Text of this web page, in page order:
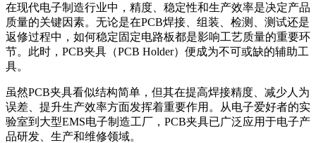
在现代电子制造行业中，精度、稳定性和生产效率是决定产品
质量的关键因素。无论是在PCB焊接、组装、检测、测试还是
返修过程中，如何稳定固定电路板都是影响工艺质量的重要环
节。此时，PCB夹具（PCB Holder）便成为不可或缺的辅助工
具。
虽然PCB夹具看似结构简单，但其在提高焊接精度、减少人为
误差、提升生产效率方面发挥着重要作用。从电子爱好者的实
验室到大型EMS电子制造工厂，PCB夹具已广泛应用于电子产
品研发、生产和维修领域。